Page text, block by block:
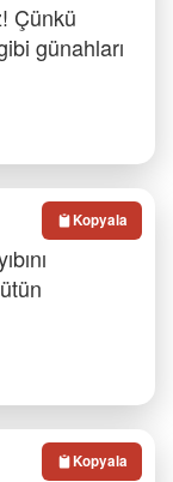
Çünkü
günahları
Kopyala
Kopyala